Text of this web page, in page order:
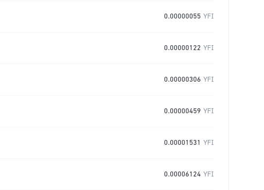
0.00000055 YFI
0.00000122 YFI
0.00000306 YFI
0.00000459 YFI
0.00001531 YFI
0.00006124 YFI